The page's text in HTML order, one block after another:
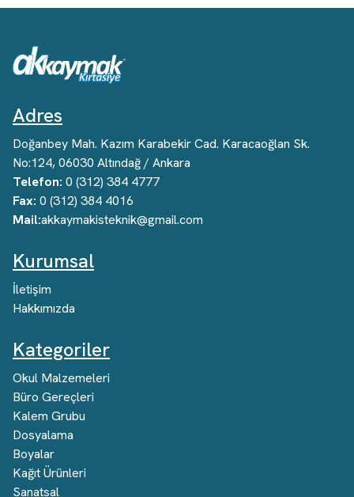
Adres
Doğanbey Mah. Kazım Karabekir Cad. Karacaoğlan Sk.
No:124, 06030 Altındağ / Ankara
Telefon: 0 (312) 384 4777
Fax: 0 (312) 384 4016
Mail:akkaymakisteknik@gmail.com
Kurumsal
İletişim
Hakkımızda
Kategoriler
Okul Malzemeleri
Büro Gereçleri
Kalem Grubu
Dosyalama
Boyalar
Kağıt Ürünleri
Sanatsal